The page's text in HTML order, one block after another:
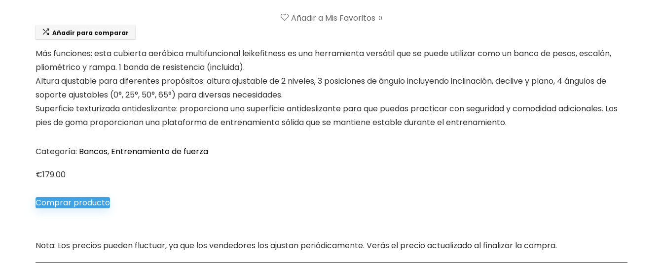
Añadir a Mis Favoritos 0
Añadir para comparar
Más funciones: esta cubierta aeróbica multifuncional leikefitness es una herramienta versátil que se puede utilizar como un banco de pesas, escalón,
pliométrico y rampa. 1 banda de resistencia (incluida).
Altura ajustable para diferentes propósitos: altura ajustable de 2 niveles, 3 posiciones de ángulo incluyendo inclinación, declive y plano, 4 ángulos de
soporte ajustables (0°, 25°, 50°, 65°) para diversas necesidades.
Superficie texturizada antideslizante: proporciona una superficie antideslizante para que puedas practicar con seguridad y comodidad adicionales. Los
pies de goma proporcionan una plataforma de entrenamiento sólida que se mantiene estable durante el entrenamiento.
Categoría: Bancos, Entrenamiento de fuerza
€179.00
Comprar producto
Nota: Los precios pueden fluctuar, ya que los vendedores los ajustan periódicamente. Verás el precio actualizado al finalizar la compra.